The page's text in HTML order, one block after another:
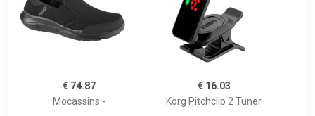
€ 74.87
Mocassins -
€ 16.03
Korg Pitchclip 2 Tuner